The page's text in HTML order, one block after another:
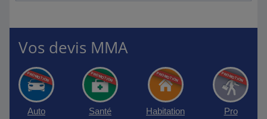
Vos devis MMA
Auto Santé Habitation Pro